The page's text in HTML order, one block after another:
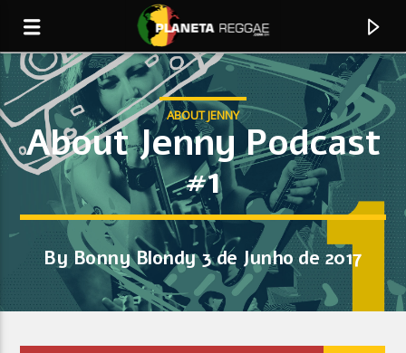
0:00
ABOUT JENNY
About Jenny Podcast
#1
By Bonny Blondy 3 de Junho de 2017